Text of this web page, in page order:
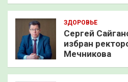
ЗДОРОВЬЕ
Сергей
избран
Мечникова